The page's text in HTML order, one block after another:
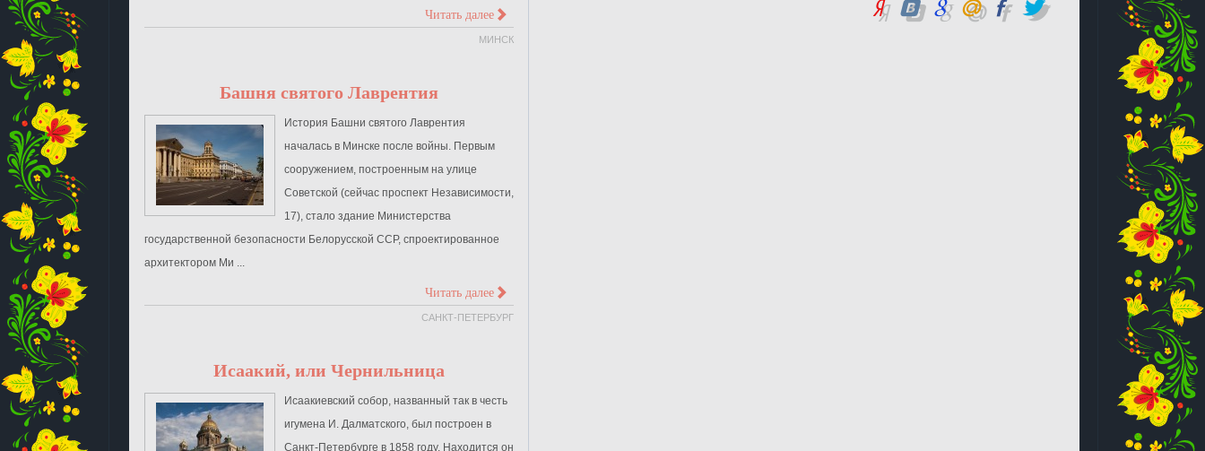
Читать далее>
МИНСК
Башня святого Лаврентия
История Башни святого Лаврентия
началась в Минске после войны. Первым
сооружением, построенным на улице
Советской (сейчас проспект Независимости,
17), стало здание Министерства
государственной безопасности Белорусской ССР, спроектированное
архитектором Ми ...
Читать далее>
САНКТ-ПЕТЕРБУРГ
Исаакий, или Чернильница
Исаакиевский собор, названный так в честь
игумена И. Далматского, был построен в
Санкт-Петербурге в 1858 году. Находится он